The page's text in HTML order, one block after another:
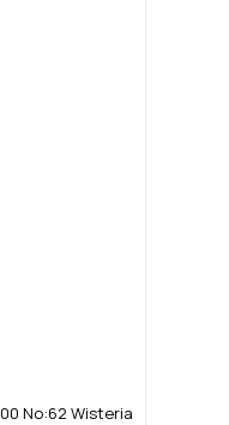
No:62 Wisteria